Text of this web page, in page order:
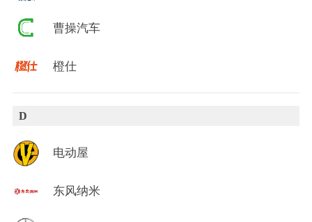
曹操汽车
橙仕
D
电动屋
东风纳米